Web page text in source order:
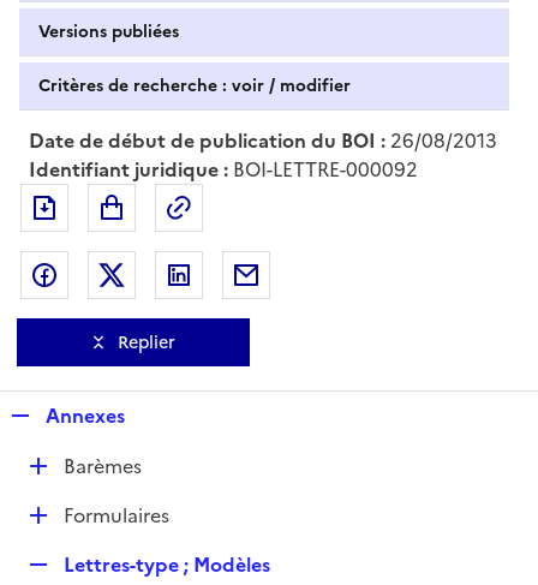
Versions publiées
Critères de recherche : voir / modifier
Date de début de publication du BOI : 26/08/2013
Identifiant juridique : BOI-LETTRE-000092
Exporter le document au format pdf
Partager sur Facebook
Partager sur Twitter
Partager sur LinkedIn
Replier
p
l
i
e
Annexes
DBarèmes
DFormulaires
Lettres-type ; Modèles